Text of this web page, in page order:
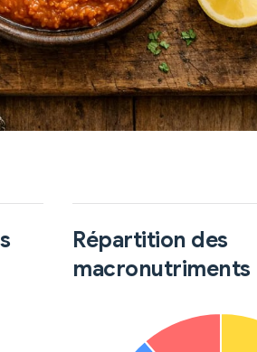
Répartition des
macronutriments